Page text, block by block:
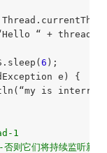
“ +
6 );
e) {
is
1
它们将持续监听新的